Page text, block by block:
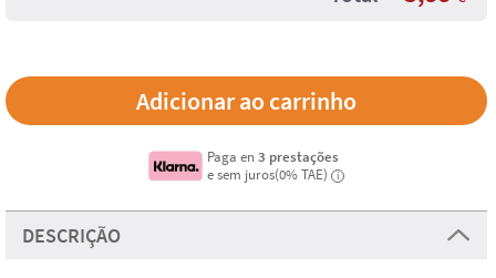
Paga en3 prestações
e sem juros(0% TAE)
i
DESCRIÇÃO